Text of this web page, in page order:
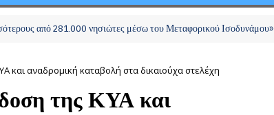
νησιώτες μέσω του Μεταφορικού Ισοδυνάμου»
και αναδρομική καταβολή στα δικαιούχα στελέχη
της ΚΥΑ και